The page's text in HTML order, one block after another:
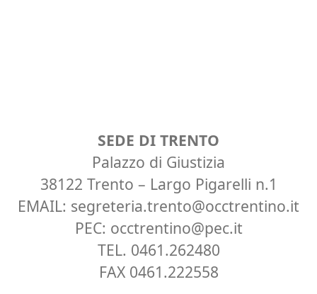
SEDE DI TRENTO
Palazzo di Giustizia
38122 Trento – Largo Pigarelli n.1
EMAIL: segreteria.trento@occtrentino.it
PEC: occtrentino@pec.it
TEL. 0461.262480
FAX 0461.222558